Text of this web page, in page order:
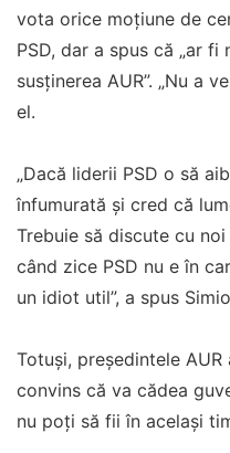
vota orice moțiune de
PSD, dar a spus că „ar fi
susținerea AUR”. „Nu a
el.
„Dacă liderii PSD o să
înfumurată și cred că
Trebuie să discute cu
când zice PSD nu e în
un idiot util”, a spus
Totuși, președintele
convins că va cădea
nu poți să fii în același